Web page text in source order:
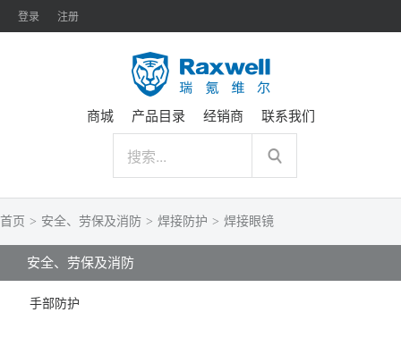
登录 注册
商城 产品目录 经销商 联系我们
首页 > 安全、劳保及消防 > 焊接防护 > 焊接眼镜
安全、劳保及消防
手部防护